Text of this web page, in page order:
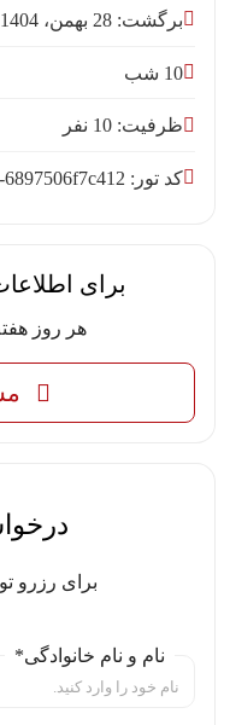
برگشت: 28 بهمن، 1404
10 شب
ظرفیت: 10 نفر
کد تور: p-6897506f7c412
برای
هر روز هفته از ۹ صبح
برای رزرو
نام و نام خانوادگی*